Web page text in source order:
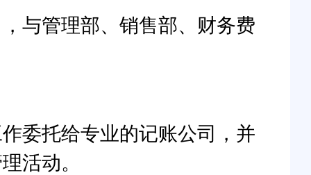
与管理部、销售部、财务费
委托给专业的记账公司，并
活动。